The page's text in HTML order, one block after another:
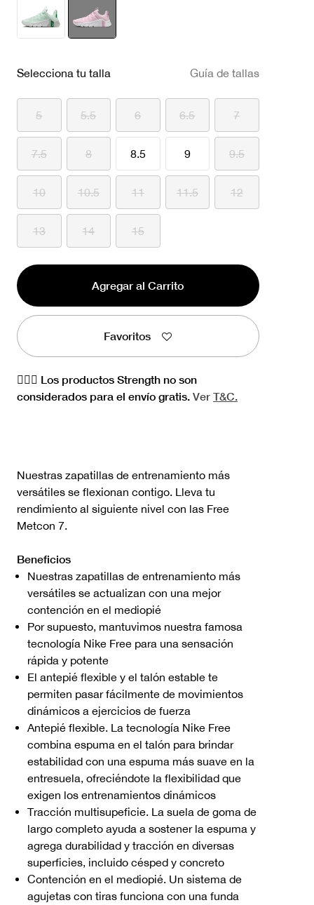
Selecciona tu talla Guía de tallas
5 5.5 6 6.5 7
7.5 8 8.5 9 9.5
10 10.5 11 11.5 12
13 14 15
Agregar al Carrito
Favoritos
🏋🏻‍♀️ Los productos Strength no son
considerados para el envío gratis. Ver T&C.
Nuestras zapatillas de entrenamiento más
versátiles se flexionan contigo. Lleva tu
rendimiento al siguiente nivel con las Free
Metcon 7.
Beneficios
Nuestras zapatillas de entrenamiento más
versátiles se actualizan con una mejor
contención en el mediopié
Por supuesto, mantuvimos nuestra famosa
tecnología Nike Free para una sensación
rápida y potente
El antepié flexible y el talón estable te
permiten pasar fácilmente de movimientos
dinámicos a ejercicios de fuerza
Antepié flexible. La tecnología Nike Free
combina espuma en el talón para brindar
estabilidad con una espuma más suave en la
entresuela, ofreciéndote la flexibilidad que
exigen los entrenamientos dinámicos
Tracción multisupeficie. La suela de goma de
largo completo ayuda a sostener la espuma y
agrega durabilidad y tracción en diversas
superficies, incluido césped y concreto
Contención en el mediopié. Un sistema de
agujetas con tiras funciona con una funda